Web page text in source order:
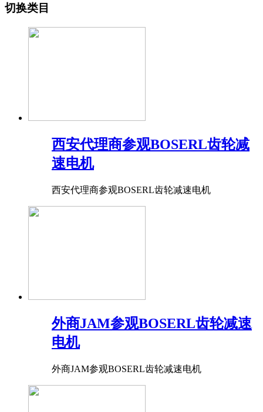
切换类目
西安代理商参观BOSERL齿轮减
速电机
西安代理商参观BOSERL齿轮减速电机
外商JAM参观BOSERL齿轮减速
电机
外商JAM参观BOSERL齿轮减速电机